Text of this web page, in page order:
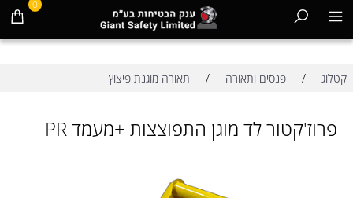
0
קטלוג / פנסים ותאורה / תאורה מוגנת פיצוץ
פרוז'קטור לד מוגן התפוצצות +מעמד PR